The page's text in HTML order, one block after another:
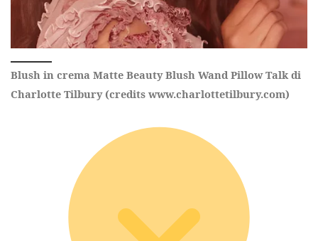
Blush in crema Matte Beauty Blush Wand Pillow Talk di
Charlotte Tilbury (credits www.charlottetilbury.com)